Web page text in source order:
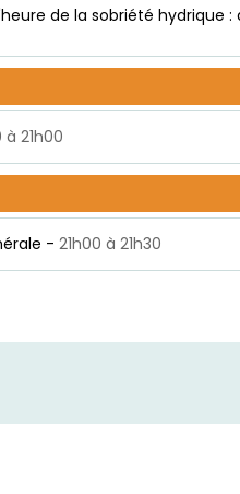
de la sobriété
19h00 à 21h00
- 21h00 à 21h30